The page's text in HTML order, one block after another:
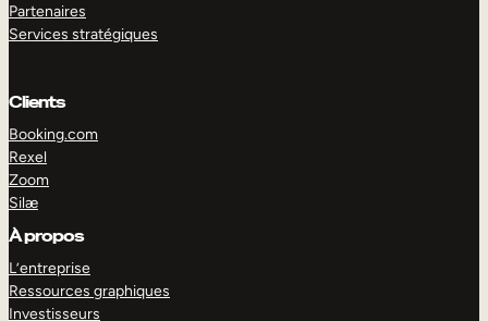
Partenaires
Services stratégiques
Clients
Booking.com
Rexel
Zoom
Silæ
À propos
L’entreprise
Ressources graphiques
Investisseurs